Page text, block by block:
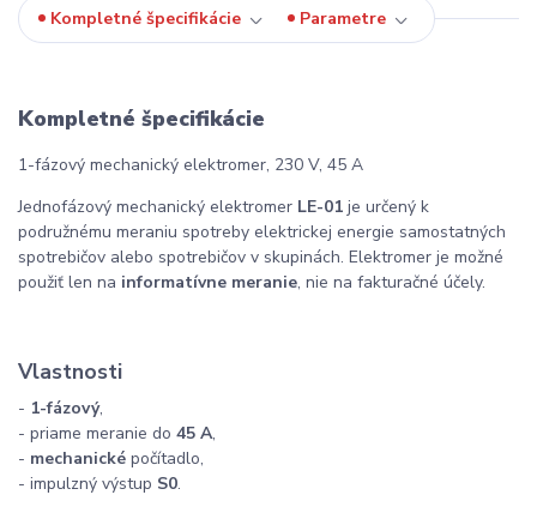
Kompletné špecifikácie Parametre
Kompletné špecifikácie
1-fázový mechanický elektromer, 230 V, 45 A
Jednofázový mechanický elektromer LE-01 je určený k
podružnému meraniu spotreby elektrickej energie samostatných
spotrebičov alebo spotrebičov v skupinách. Elektromer je možné
použiť len na informatívne meranie, nie na fakturačné účely.
Vlastnosti
- 1-fázový,
- priame meranie do 45 A,
- mechanické počítadlo,
- impulzný výstup S0.